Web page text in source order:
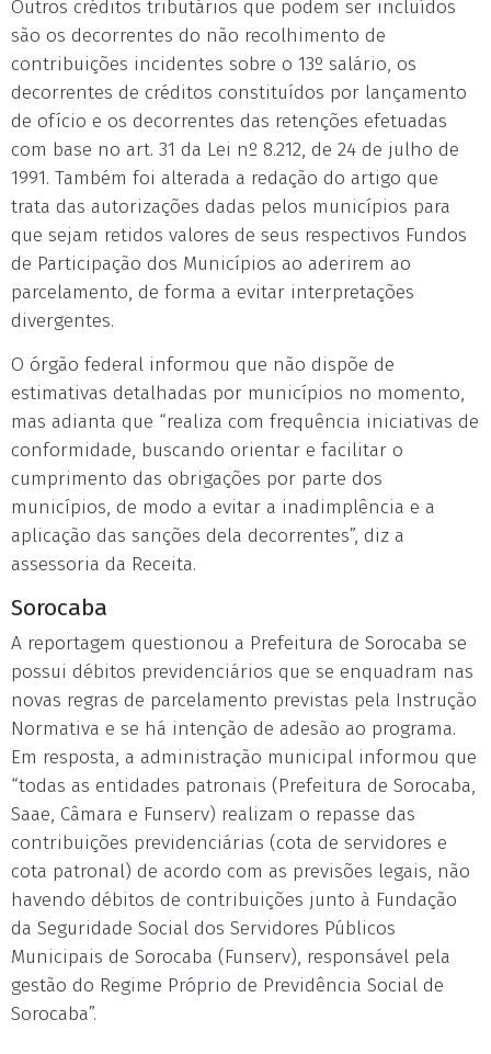
Outros créditos tributários que podem ser incluídos
são os decorrentes do não recolhimento de
contribuições incidentes sobre o 13º salário, os
decorrentes de créditos constituídos por lançamento
de ofício e os decorrentes das retenções efetuadas
com base no art. 31 da Lei nº 8.212, de 24 de julho de
1991. Também foi alterada a redação do artigo que
trata das autorizações dadas pelos municípios para
que sejam retidos valores de seus respectivos Fundos
de Participação dos Municípios ao aderirem ao
parcelamento, de forma a evitar interpretações
divergentes.
O órgão federal informou que não dispõe de
estimativas detalhadas por municípios no momento,
mas adianta que “realiza com frequência iniciativas de
conformidade, buscando orientar e facilitar o
cumprimento das obrigações por parte dos
municípios, de modo a evitar a inadimplência e a
aplicação das sanções dela decorrentes”, diz a
assessoria da Receita.
Sorocaba
A reportagem questionou a Prefeitura de Sorocaba se
possui débitos previdenciários que se enquadram nas
novas regras de parcelamento previstas pela Instrução
Normativa e se há intenção de adesão ao programa.
Em resposta, a administração municipal informou que
“todas as entidades patronais (Prefeitura de Sorocaba,
Saae, Câmara e Funserv) realizam o repasse das
contribuições previdenciárias (cota de servidores e
cota patronal) de acordo com as previsões legais, não
havendo débitos de contribuições junto à Fundação
da Seguridade Social dos Servidores Públicos
Municipais de Sorocaba (Funserv), responsável pela
gestão do Regime Próprio de Previdência Social de
Sorocaba”.